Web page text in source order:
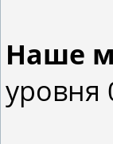
Наше
уровня